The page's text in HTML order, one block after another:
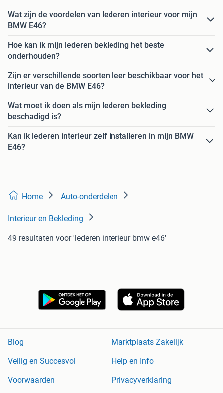
Wat zijn de voordelen van lederen interieur voor mijn
BMW E46?
Hoe kan ik mijn lederen bekleding het beste
onderhouden?
Zijn er verschillende soorten leer beschikbaar voor het
interieur van de BMW E46?
Wat moet ik doen als mijn lederen bekleding
beschadigd is?
Kan ik lederen interieur zelf installeren in mijn BMW
E46?
Home Auto-onderdelen
Interieur en Bekleding
49 resultaten voor 'lederen interieur bmw e46'
Blog
Marktplaats Zakelijk
Veilig en Succesvol
Help en Info
Voorwaarden
Privacyverklaring